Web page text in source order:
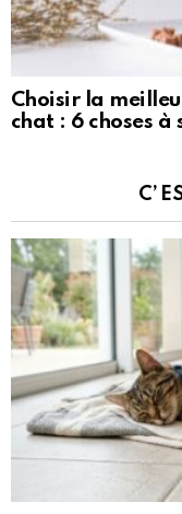
Choisir la
chat : 6 choses à